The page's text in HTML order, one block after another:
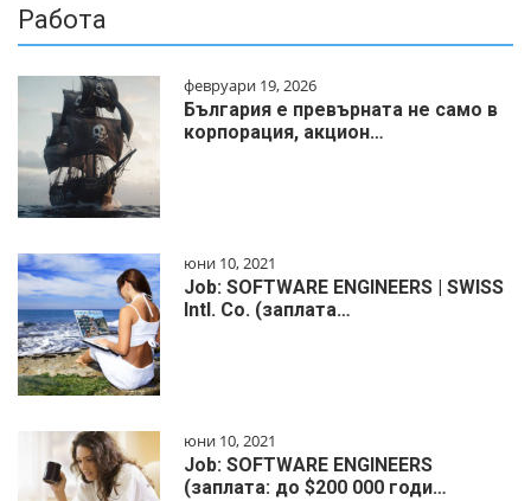
Работа
февруари 19, 2026
България е превърната не само в
корпорация, акцион…
юни 10, 2021
Job: SOFTWARE ENGINEERS | SWISS
Intl. Co. (заплата…
юни 10, 2021
Job: SOFTWARE ENGINEERS
(заплата: до $200 000 годи…